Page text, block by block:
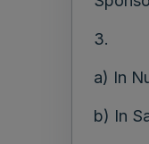
3.
a) In
b) In